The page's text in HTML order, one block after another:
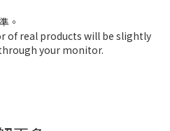
。
of real products will be slightly
your monitor.